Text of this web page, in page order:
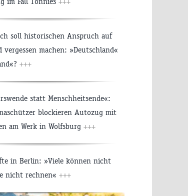
soll historischen Anspruch auf
vergessen machen: »Deutschland«
+++
statt Menschheitsende«:
blockieren Autozug mit
am Werk in Wolfsburg +++
in Berlin: »Viele können nicht
nicht rechnen« +++